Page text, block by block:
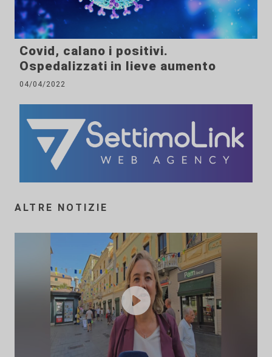
Covid, calano i positivi.
Ospedalizzati in lieve aumento
04/04/2022
ALTRE NOTIZIE